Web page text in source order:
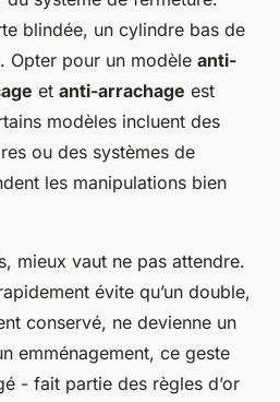
blindée, un cylindre bas de
Opter pour un modèle anti-
et anti-arrachage est
modèles incluent des
ou des systèmes de
les manipulations bien
mieux vaut ne pas attendre.
évite qu’un double,
conservé, ne devienne un
emménagement, ce geste
- fait partie des règles d’or